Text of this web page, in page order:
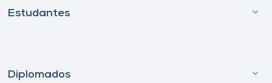
Estudantes
Diplomados